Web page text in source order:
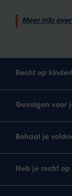
Meer info
Recht op
Gevolgen voor
Behaal je
Heb je recht